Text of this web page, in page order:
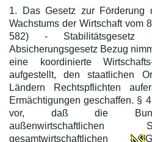
1. Das Gesetz zur Förderung
Wachstums der Wirtschaft vom
582) -
Absicherungsgesetz Bezug
eine koordinierte
aufgestellt, den staatlichen
Ländern Rechtspflichten
Ermächtigungen geschaffen. §
vor, daß die
gesamtwirtschaftlichen